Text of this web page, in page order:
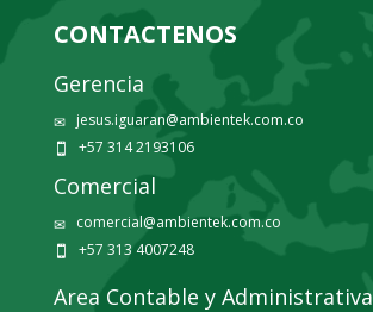
CONTACTENOS
Gerencia
✉ jesus.iguaran@ambientek.com.co
 +57 314 2193106
Comercial
✉ comercial@ambientek.com.co
 +57 313 4007248
Area Contable y Administrativa